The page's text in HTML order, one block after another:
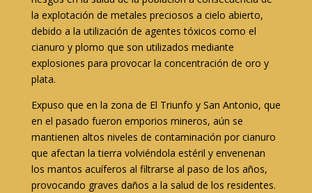
la explotación de metales preciosos a cielo abierto,
debido a la utilización de agentes tóxicos como el
cianuro y plomo que son utilizados mediante
explosiones para provocar la concentración de oro y
plata.
Expuso que en la zona de El Triunfo y San Antonio, que
en el pasado fueron emporios mineros, aún se
mantienen altos niveles de contaminación por cianuro
que afectan la tierra volviéndola estéril y envenenan
los mantos acuíferos al filtrarse al paso de los años,
provocando graves daños a la salud de los residentes.